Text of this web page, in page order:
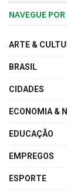
NAVEGUE
ARTE &
BRASIL
CIDADES
ECONOMIA &
EDUCAÇÃO
EMPREGOS
ESPORTE